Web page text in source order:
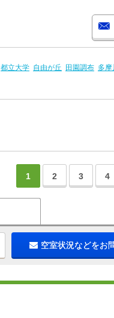
都立大学 自由が丘 田園調布 多摩
1 2 3 4
空室状況などをお